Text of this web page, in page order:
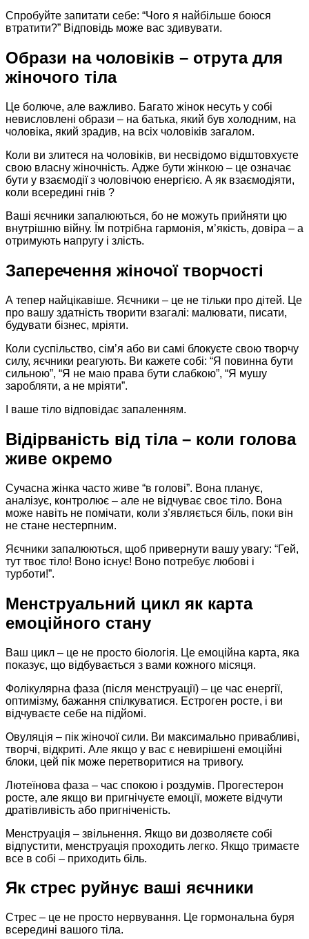
Спробуйте запитати себе: “Чого я найбільше боюся
втратити?” Відповідь може вас здивувати.
Образи на чоловіків – отрута для
жіночого тіла
Це болюче, але важливо. Багато жінок несуть у собі
невисловлені образи – на батька, який був холодним, на
чоловіка, який зрадив, на всіх чоловіків загалом.
Коли ви злитеся на чоловіків, ви несвідомо відштовхуєте
свою власну жіночність. Адже бути жінкою – це означає
бути у взаємодії з чоловічою енергією. А як взаємодіяти,
коли всередині гнів ?
Ваші яєчники запалюються, бо не можуть прийняти цю
внутрішню війну. Їм потрібна гармонія, м’якість, довіра – а
отримують напругу і злість.
Заперечення жіночої творчості
А тепер найцікавіше. Яєчники – це не тільки про дітей. Це
про вашу здатність творити взагалі: малювати, писати,
будувати бізнес, мріяти.
Коли суспільство, сім’я або ви самі блокуєте свою творчу
силу, яєчники реагують. Ви кажете собі: “Я повинна бути
сильною”, “Я не маю права бути слабкою”, “Я мушу
заробляти, а не мріяти”.
І ваше тіло відповідає запаленням.
Відірваність від тіла – коли голова
живе окремо
Сучасна жінка часто живе “в голові”. Вона планує,
аналізує, контролює – але не відчуває своє тіло. Вона
може навіть не помічати, коли з’являється біль, поки він
не стане нестерпним.
Яєчники запалюються, щоб привернути вашу увагу: “Гей,
тут твоє тіло! Воно існує! Воно потребує любові і
турботи!”.
Менструальний цикл як карта
емоційного стану
Ваш цикл – це не просто біологія. Це емоційна карта, яка
показує, що відбувається з вами кожного місяця.
Фолікулярна фаза (після менструації) – це час енергії,
оптимізму, бажання спілкуватися. Естроген росте, і ви
відчуваєте себе на підйомі.
Овуляція – пік жіночої сили. Ви максимально привабливі,
творчі, відкриті. Але якщо у вас є невирішені емоційні
блоки, цей пік може перетворитися на тривогу.
Лютеїнова фаза – час спокою і роздумів. Прогестерон
росте, але якщо ви пригнічуєте емоції, можете відчути
дратівливість або пригніченість.
Менструація – звільнення. Якщо ви дозволяєте собі
відпустити, менструація проходить легко. Якщо тримаєте
все в собі – приходить біль.
Як стрес руйнує ваші яєчники
Стрес – це не просто нервування. Це гормональна буря
всередині вашого тіла.